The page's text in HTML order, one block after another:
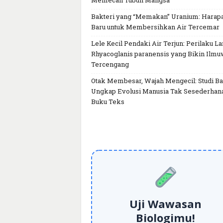
Bakteri yang “Memakan” Uranium:
Baru untuk Membersihkan Air Tercemar
Lele Kecil Pendaki Air Terjun: Perilaku
Rhyacoglanis paranensis yang Bikin
Tercengang
Otak Membesar, Wajah Mengecil: Studi
Ungkap Evolusi Manusia Tak
Buku Teks
Uji Wawasan
Biologimu!